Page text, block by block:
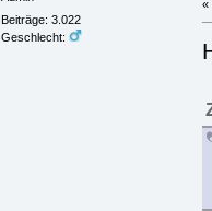
Beiträge: 3.022
Geschlecht:
«